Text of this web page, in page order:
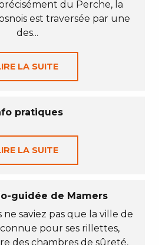
du Perche, la
est traversée par une
des...
LA SUITE
pratiques
LA SUITE
guidée de Mamers
saviez pas que la ville de
pour ses rillettes,
des chambres de sûreté,